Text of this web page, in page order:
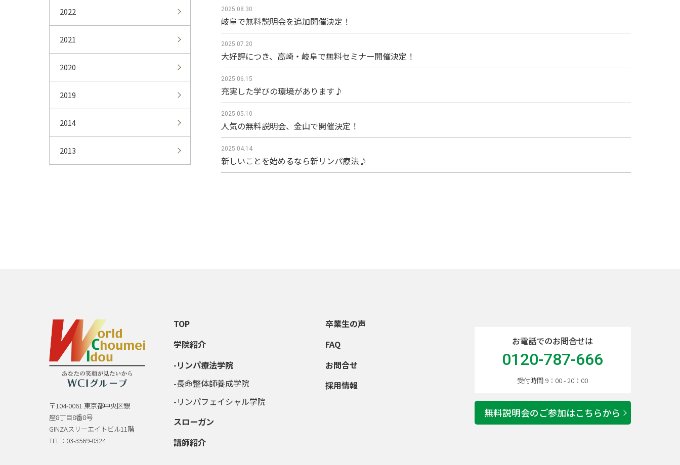
2022
2021
2020
2019
2014
2013
2025.08.30
岐阜で無料説明会を追加開催決定！
2025.07.20
大好評につき、高崎・岐阜で無料セミナー開催決定！
2025.06.15
充実した学びの環境があります♪
2025.05.10
人気の無料説明会、金山で開催決定！
2025.04.14
新しいことを始めるなら新リンパ療法♪
〒104-0061 東京都中央区銀
座8丁目8番8号
GINZAスリーエイトビル11階
TEL：03-3569-0324
TOP
学院紹介
リンパ療法学院
長命整体師養成学院
リンパフェイシャル学院
スローガン
講師紹介
卒業生の声
FAQ
お問合せ
採用情報
お電話でのお問合せは
0120-787-666
受付時間 9：00 - 20：00
無料説明会のご参加はこちらから